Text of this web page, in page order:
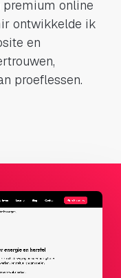
premium online
ontwikkelde ik
en
proeflessen.